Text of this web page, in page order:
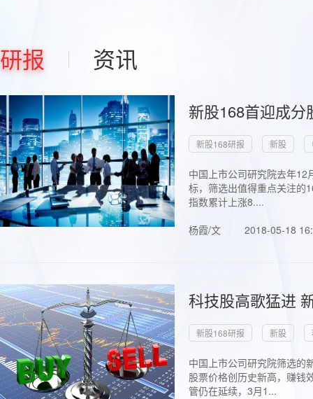
研报 资讯
新股168首迎成
新股168研报 新股
中国上市公司研究院去年
标，筛选出值得重点关注的
指数累计上涨8....
杨霞/文
2018-05-18
科技股高歌猛进
新股168研报 新股
中国上市公司研究院筛选的
股票价格创历史新高，赚钱
管仍在延续，3月1...